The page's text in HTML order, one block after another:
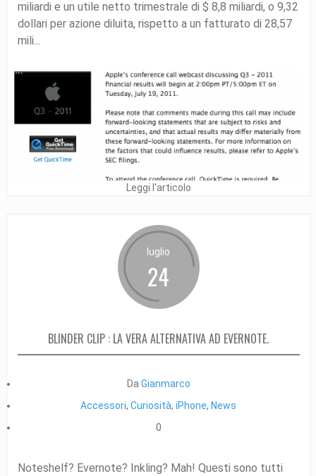
miliardi e un utile netto trimestrale di $ 8,8 miliardi, o 9,32
dollari per azione diluita, rispetto a un fatturato di 28,57
mili...
Leggi l'articolo
luglio
24
BLINDER CLIP : LA VERA ALTERNATIVA AD EVERNOTE.
Da Gianmarco
Accessori,Curiosità,iPhone, News
0
Noteshelf? Evernote? Inkling? Mah! Questi sono tutti